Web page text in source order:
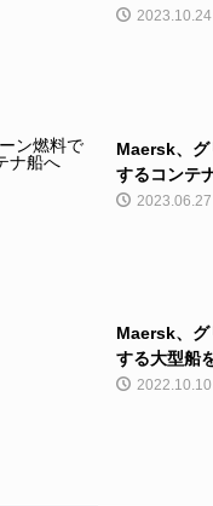
2023.10.24
Maersk、グ
するコンテ
2023.06.27
Maersk、グ
する大型船
2022.10.10